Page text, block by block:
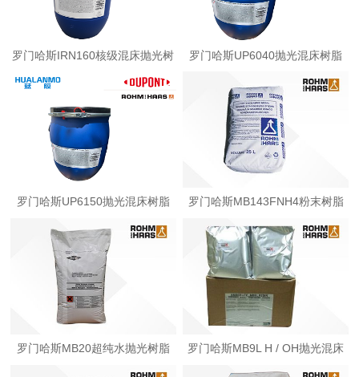
罗门哈斯IRN160核级混床抛光树
罗门哈斯UP6040抛光混床树脂
罗门哈斯UP6150抛光混床树脂 罗门哈斯MB143FNH4粉末树脂
罗门哈斯MB20超纯水抛光树脂
罗门哈斯MB9L H / OH抛光混床